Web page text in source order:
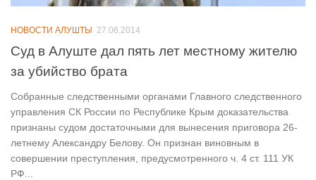
НОВОСТИ АЛУШТЫ 27.06.2014
Суд в Алуште дал пять лет местному жителю
за убийство брата
Собранные следственными органами Главного следственного
управления СК России по Республике Крым доказательства
признаны судом достаточными для вынесения приговора 26-
летнему Александру Белову. Он признан виновным в
совершении преступления, предусмотренного ч. 4 ст. 111 УК
РФ...